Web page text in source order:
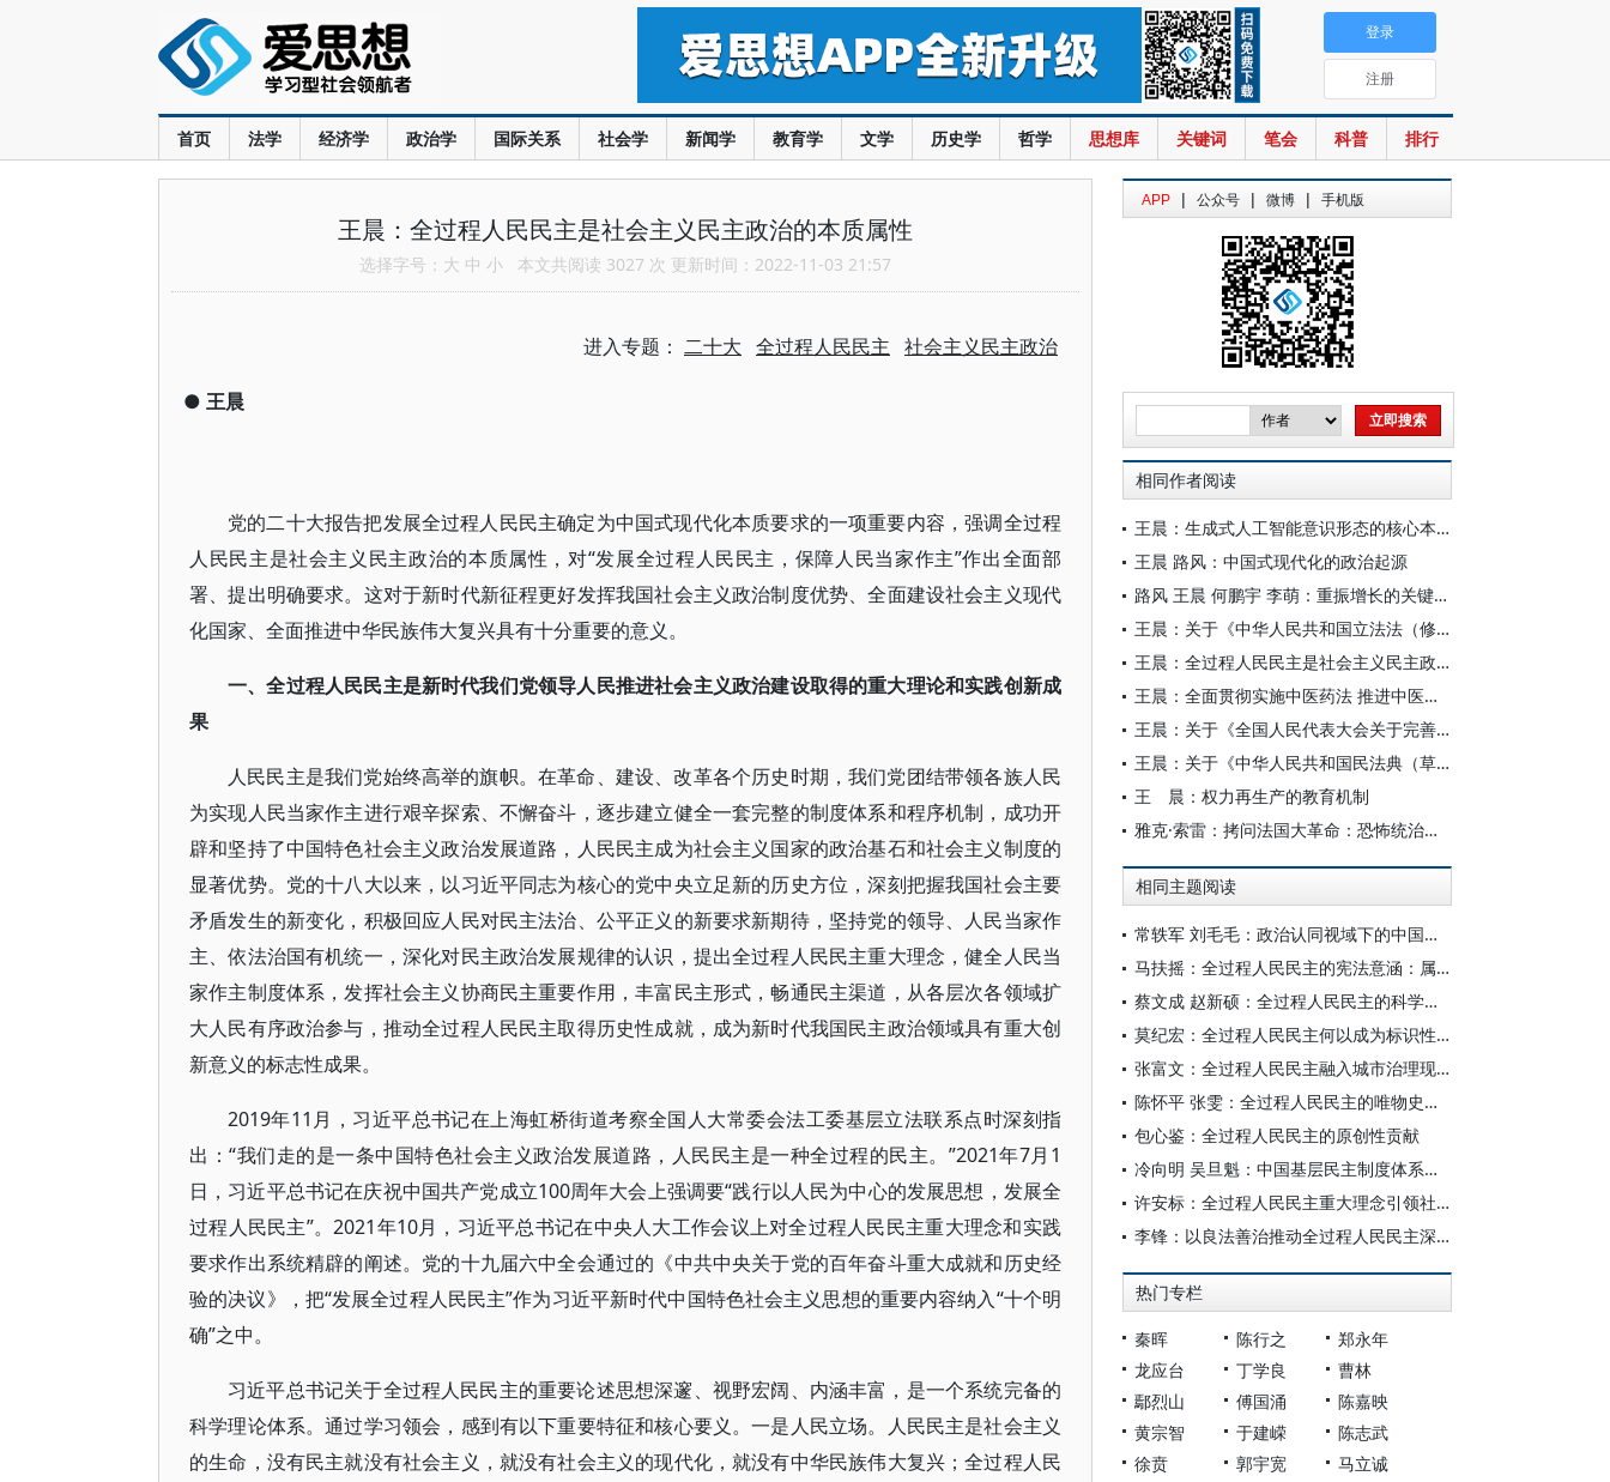
首页 法学 经济学 政治学 国际关系 社会学 新闻学 教育学 文学 历史学 哲学 思想库 关键词 笔会 科普 排行
登录
注册
王晨：全过程人民民主是社会主义民主政治的本质属性
选择字号： 大 中 小 本文共阅读 3027 次 更新时间：2022-11-03 21:57
进入专题： 二十大 全过程人民民主 社会主义民主政治
● 王晨
党的二十大报告把发展全过程人民民主确定为中国式现代化本质要求的一项重要内容，强调全过程
人民民主是社会主义民主政治的本质属性，对“发展全过程人民民主，保障人民当家作主”作出全面部
署、提出明确要求。这对于新时代新征程更好发挥我国社会主义政治制度优势、全面建设社会主义现代
化国家、全面推进中华民族伟大复兴具有十分重要的意义。
一、全过程人民民主是新时代我们党领导人民推进社会主义政治建设取得的重大理论和实践创新成
果
人民民主是我们党始终高举的旗帜。在革命、建设、改革各个历史时期，我们党团结带领各族人民
为实现人民当家作主进行艰辛探索、不懈奋斗，逐步建立健全一套完整的制度体系和程序机制，成功开
辟和坚持了中国特色社会主义政治发展道路，人民民主成为社会主义国家的政治基石和社会主义制度的
显著优势。党的十八大以来，以习近平同志为核心的党中央立足新的历史方位，深刻把握我国社会主要
矛盾发生的新变化，积极回应人民对民主法治、公平正义的新要求新期待，坚持党的领导、人民当家作
主、依法治国有机统一，深化对民主政治发展规律的认识，提出全过程人民民主重大理念，健全人民当
家作主制度体系，发挥社会主义协商民主重要作用，丰富民主形式，畅通民主渠道，从各层次各领域扩
大人民有序政治参与，推动全过程人民民主取得历史性成就，成为新时代我国民主政治领域具有重大创
新意义的标志性成果。
2019年11月，习近平总书记在上海虹桥街道考察全国人大常委会法工委基层立法联系点时深刻指
出：“我们走的是一条中国特色社会主义政治发展道路，人民民主是一种全过程的民主。”2021年7月1
日，习近平总书记在庆祝中国共产党成立100周年大会上强调要“践行以人民为中心的发展思想，发展全
过程人民民主”。2021年10月，习近平总书记在中央人大工作会议上对全过程人民民主重大理念和实践
要求作出系统精辟的阐述。党的十九届六中全会通过的《中共中央关于党的百年奋斗重大成就和历史经
验的决议》，把“发展全过程人民民主”作为习近平新时代中国特色社会主义思想的重要内容纳入“十个明
确”之中。
习近平总书记关于全过程人民民主的重要论述思想深邃、视野宏阔、内涵丰富，是一个系统完备的
科学理论体系。通过学习领会，感到有以下重要特征和核心要义。一是人民立场。人民民主是社会主义
的生命，没有民主就没有社会主义，就没有社会主义的现代化，就没有中华民族伟大复兴；全过程人民
APP | 公众号 | 微博 | 手机版
相同作者阅读
王晨：生成式人工智能意识形态的核心本质、渗透机制与治理要义
王晨 路风：中国式现代化的政治起源
路风 王晨 何鹏宇 李萌：重振增长的关键：解绑中国工业体系身上的枷锁
王晨：关于《中华人民共和国立法法（修正草案）》的说明
王晨：全过程人民民主是社会主义民主政治的本质属性
王晨：全面贯彻实施中医药法 推进中医药事业发展和健康中国建设
王晨：关于《全国人民代表大会关于完善香港特别行政区选举制度的决定（草案）》的说明
王晨：关于《中华人民共和国民法典（草案）》的说明
王 晨：权力再生产的教育机制
雅克·索雷：拷问法国大革命：恐怖统治有其逻辑吗？
相同主题阅读
常轶军 刘毛毛：政治认同视域下的中国政治学自主知识体系构建——以全过程人民民主为例
马扶摇：全过程人民民主的宪法意涵：属性、功能与实现
蔡文成 赵新硕：全过程人民民主的科学社会主义民主原则分析
莫纪宏：全过程人民民主何以成为标识性概念
张富文：全过程人民民主融入城市治理现代化的理与路
陈怀平 张雯：全过程人民民主的唯物史观意蕴探赜
包心鉴：全过程人民民主的原创性贡献
冷向明 吴旦魁：中国基层民主制度体系的逻辑结构与健全路径
许安标：全过程人民民主重大理念引领社会主义民主政治建设新发展
李锋：以良法善治推动全过程人民民主深入发展
热门专栏
秦晖 陈行之
郑永年
龙应台
丁学良
曹林
鄢烈山
傅国涌
陈嘉映
黄宗智
于建嵘
陈志武
徐贲
郭宇宽
马立诚